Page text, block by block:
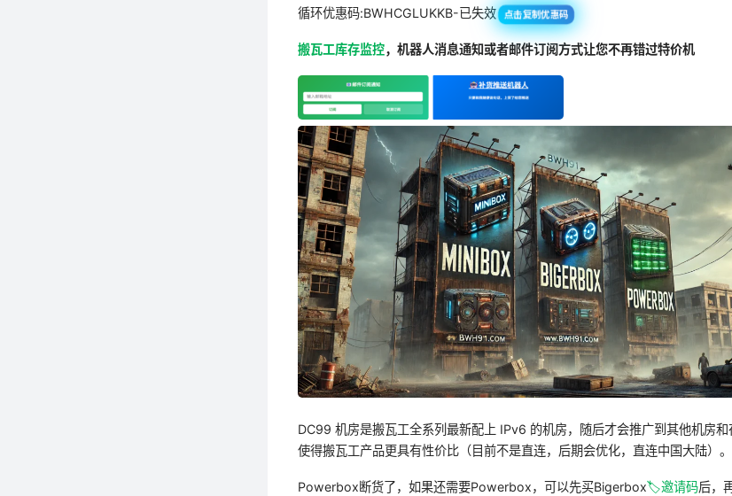
循环优惠码:BWHCGLUKKB-已失效 点击复制优惠码
搬瓦工库存监控，机器人消息通知或者邮件订阅方式让您不再错过特价机
DC99 机房是搬瓦工全系列最新配上 IPv6 的机房，随后才会推广到其他机房
使得搬瓦工产品更具有性价比（目前不是直连，后期会优化，直连中国大陆）。
Powerbox断货了，如果还需要Powerbox，可以先买Bigerbox🏷️邀请码后，